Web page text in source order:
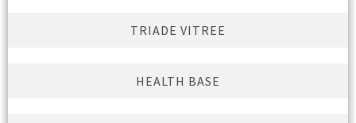
TRIADE VITREE
HEALTH BASE